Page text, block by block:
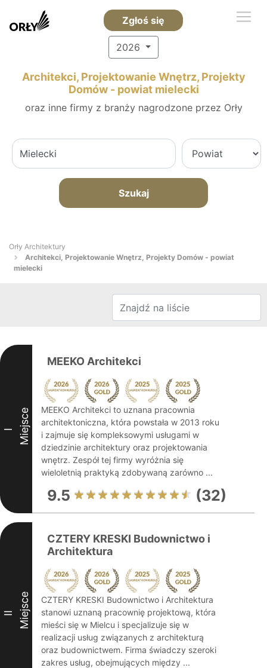
Zgłoś się
2026
Architekci, Projektowanie Wnętrz, Projekty
Domów - powiat mielecki
oraz inne firmy z branży nagrodzone przez Orły
Szukaj
Orły Architektury
Architekci, Projektowanie Wnętrz, Projekty Domów - powiat
mielecki
I Miejsce
MEEKO Architekci
MEEKO Architekci to uznana pracownia
architektoniczna, która powstała w 2013 roku
i zajmuje się kompleksowymi usługami w
dziedzinie architektury oraz projektowania
wnętrz. Zespół tej firmy wyróżnia się
wieloletnią praktyką zdobywaną zarówno ...
9.5 (32)
II Miejsce
CZTERY KRESKI Budownictwo i
Architektura
CZTERY KRESKI Budownictwo i Architektura
stanowi uznaną pracownię projektową, która
mieści się w Mielcu i specjalizuje się w
realizacji usług związanych z architekturą
oraz budownictwem. Firma świadczy szeroki
zakres usług, obejmujących między ...